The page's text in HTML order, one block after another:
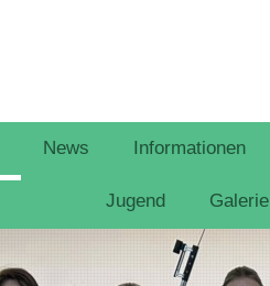
News Informationen
Jugend Galerie